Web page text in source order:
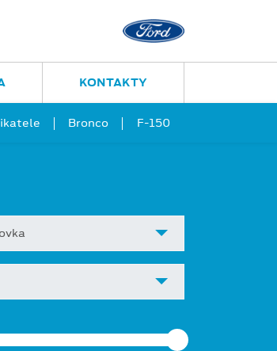
Bronco F-150
KONTAKTY